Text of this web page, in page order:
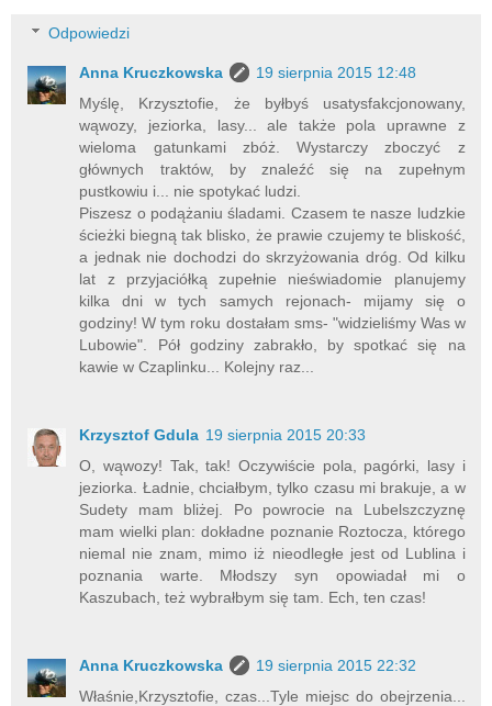
Odpowiedzi
Anna Kruczkowska
19 sierpnia 2015 12:48
Myślę, Krzysztofie, że byłbyś usatysfakcjonowany,
wąwozy, jeziorka, lasy... ale także pola uprawne z
wieloma gatunkami zbóż. Wystarczy zboczyć z
głównych traktów, by znaleźć się na zupełnym
pustkowiu i... nie spotykać ludzi.
Piszesz o podążaniu śladami. Czasem te nasze ludzkie
ścieżki biegną tak blisko, że prawie czujemy te bliskość,
a jednak nie dochodzi do skrzyżowania dróg. Od kilku
lat z przyjaciółką zupełnie nieświadomie planujemy
kilka dni w tych samych rejonach- mijamy się o
godziny! W tym roku dostałam sms- "widzieliśmy Was w
Lubowie". Pół godziny zabrakło, by spotkać się na
kawie w Czaplinku... Kolejny raz...
Krzysztof Gdula 19 sierpnia 2015 20:33
O, wąwozy! Tak, tak! Oczywiście pola, pagórki, lasy i
jeziorka. Ładnie, chciałbym, tylko czasu mi brakuje, a w
Sudety mam bliżej. Po powrocie na Lubelszczyznę
mam wielki plan: dokładne poznanie Roztocza, którego
niemal nie znam, mimo iż nieodległe jest od Lublina i
poznania warte. Młodszy syn opowiadał mi o
Kaszubach, też wybrałbym się tam. Ech, ten czas!
Anna Kruczkowska
19 sierpnia 2015 22:32
Właśnie,Krzysztofie, czas...Tyle miejsc do obejrzenia...